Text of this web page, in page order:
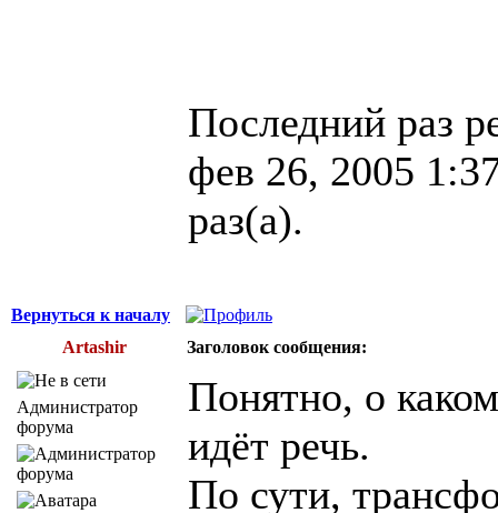
Последний раз
фев 26, 2005
раз(а).
Вернуться к началу
Artashir
Заголовок сообщения:
Администратор
форума
Понятно, о
идёт речь.
По сути,